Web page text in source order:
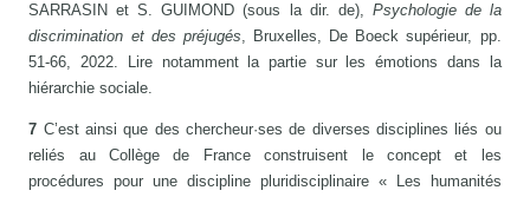
SARRASIN et S. GUIMOND (sous la dir. de), Psychologie de la
discrimination et des préjugés, Bruxelles, De Boeck supérieur, pp.
51-66, 2022. Lire notamment la partie sur les émotions dans la
hiérarchie sociale.
7 C’est ainsi que des chercheur·ses de diverses disciplines liés ou
reliés au Collège de France construisent le concept et les
procédures pour une discipline pluridisciplinaire « Les humanités